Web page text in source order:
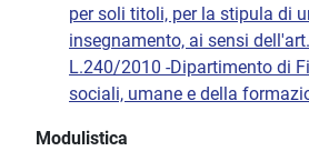
per soli titoli, per la stipula di
insegnamento, ai sensi
L.240/2010 -Dipartimento di
sociali, umane e della
Modulistica